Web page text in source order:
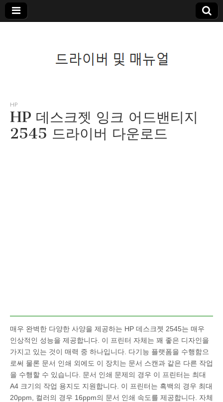
드라이버 및 매뉴
얼
HP
HP 데스크젯 잉크 어드밴티지
2545 드라이버 다운로드
매우 완벽한 다양한 사양을 제공하는 HP 데스크젯 2545는 매우
인상적인 성능을 제공합니다. 이 프린터 자체는 꽤 좋은 디자인을
가지고 있는 것이 매력 중 하나입니다. 다기능 플랫폼을 수행함으
로써 물론 문서 인쇄 외에도 이 장치는 문서 스캔과 같은 다른 작업
을 수행할 수 있습니다. 문서 인쇄 문제의 경우 이 프린터는 최대
A4 크기의 작업 용지도 지원합니다. 이 프린터는 흑백의 경우 최대
20ppm, 컬러의 경우 16ppm의 문서 인쇄 속도를 제공합니다. 자체